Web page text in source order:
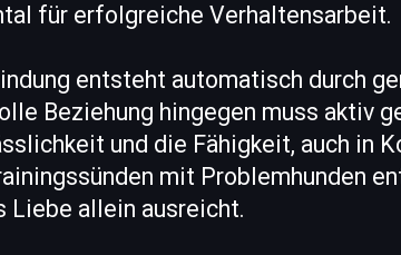
für erfolgreiche Verhaltensarbeit.
entsteht automatisch durch
Beziehung hingegen muss aktiv
und die Fähigkeit, auch in
mit Problemhunden
Liebe allein ausreicht.